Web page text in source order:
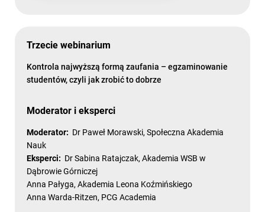
Trzecie webinarium
Kontrola najwyższą formą zaufania – egzaminowanie
studentów, czyli jak zrobić to dobrze
Moderator i eksperci
Moderator: Dr Paweł Morawski, Społeczna Akademia
Nauk
Eksperci: Dr Sabina Ratajczak, Akademia WSB w
Dąbrowie Górniczej
Anna Pałyga, Akademia Leona Koźmińskiego
Anna Warda-Ritzen, PCG Academia